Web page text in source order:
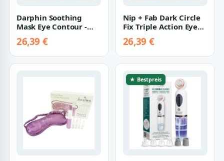
Darphin Soothing
Mask Eye Contour -
Pflege Creme - 3…
26,39 €
Nip + Fab Dark Circle
Fix Triple Action Eye
Creme Pfl…
26,39 €
★ Bestpreis